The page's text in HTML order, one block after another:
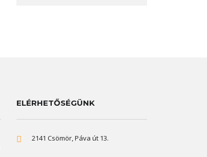
ELÉRHETŐSÉGÜNK
2141 Csömör, Páva út 13.